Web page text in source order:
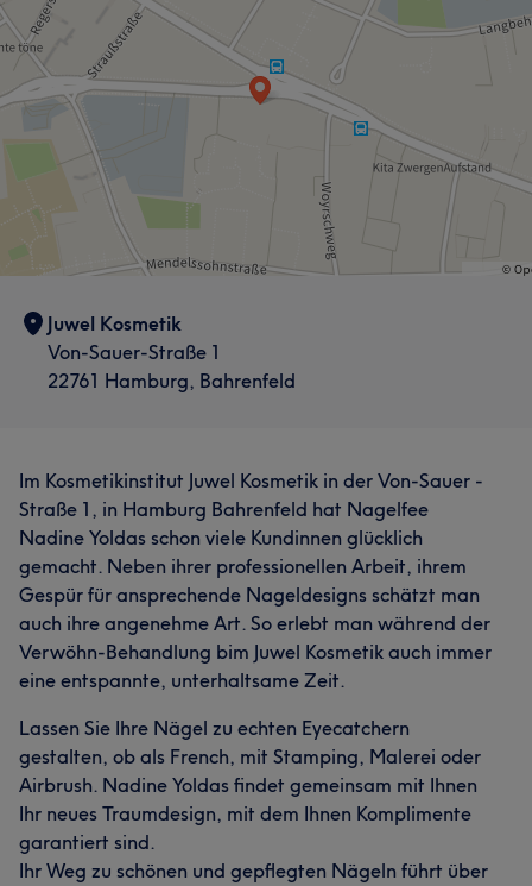
Services
Nägel Friseur Gesicht
Haarentfernung Kosmetische Zahnmedizin
Was unsere Kunden über Nadine sagen
Herzlich 22 Erfahren 19 Kompetent 18
Professionell 16
Juwel Kosmetik
Von-Sauer-Straße 1
22761 Hamburg, Bahrenfeld
Im Kosmetikinstitut Juwel Kosmetik in der Von-Sauer -
Straße 1, in Hamburg Bahrenfeld hat Nagelfee
Nadine Yoldas schon viele Kundinnen glücklich
gemacht. Neben ihrer professionellen Arbeit, ihrem
Gespür für ansprechende Nageldesigns schätzt man
auch ihre angenehme Art. So erlebt man während der
Verwöhn-Behandlung bim Juwel Kosmetik auch immer
eine entspannte, unterhaltsame Zeit.
Lassen Sie Ihre Nägel zu echten Eyecatchern
gestalten, ob als French, mit Stamping, Malerei oder
Airbrush. Nadine Yoldas findet gemeinsam mit Ihnen
Ihr neues Traumdesign, mit dem Ihnen Komplimente
garantiert sind.
Ihr Weg zu schönen und gepflegten Nägeln führt über